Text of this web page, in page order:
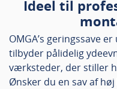
Ideel til
OMGA’s geringssave
tilbyder pålidelig
værksteder, der stiller
Ønsker du en sav af